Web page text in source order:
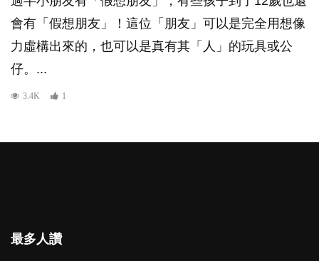
會有「假想朋友」！這位「朋友」可以是完全用想像
力虛構出來的，也可以是真有其「人」的玩具或公
仔。...
3.4K 1
最多人讚